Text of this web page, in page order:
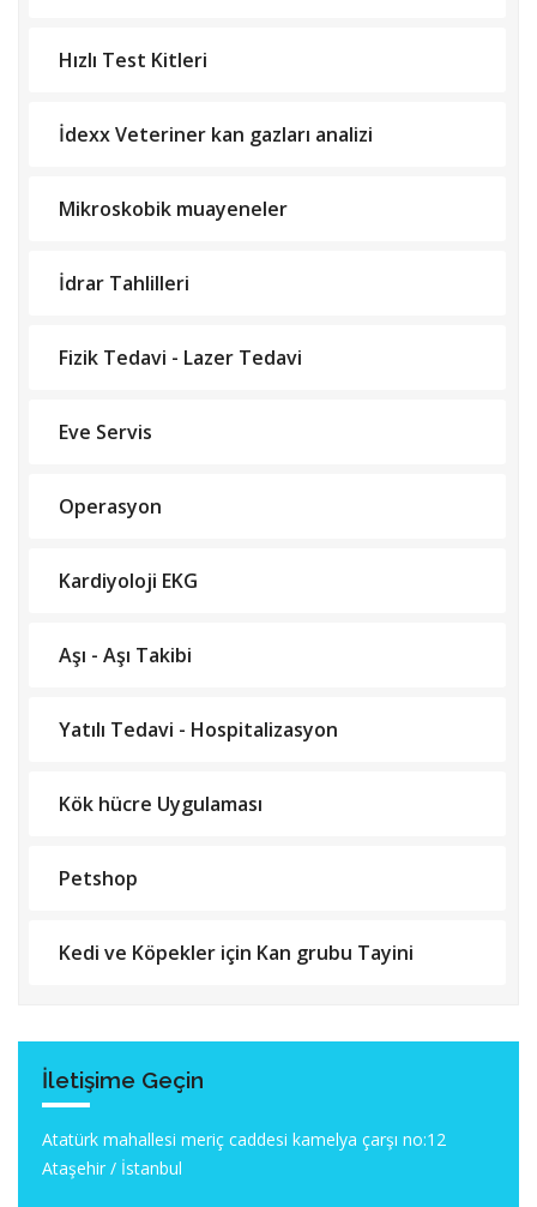
Hızlı Test Kitleri
İdexx Veteriner kan gazları analizi
Mikroskobik muayeneler
İdrar Tahlilleri
Fizik Tedavi - Lazer Tedavi
Eve Servis
Operasyon
Kardiyoloji EKG
Aşı - Aşı Takibi
Yatılı Tedavi - Hospitalizasyon
Kök hücre Uygulaması
Petshop
Kedi ve Köpekler için Kan grubu Tayini
İletişime Geçin
Atatürk mahallesi meriç caddesi kamelya çarşı no:12
Ataşehir / İstanbul